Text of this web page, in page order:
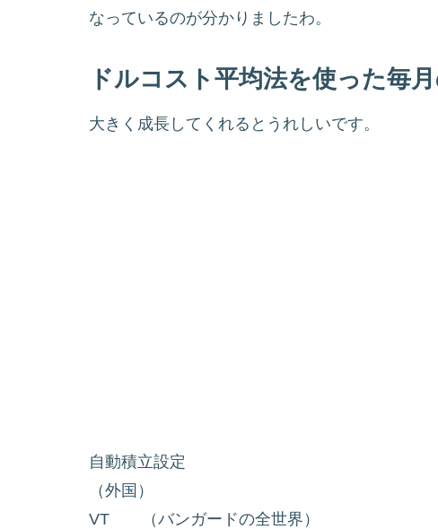
なっているのが分かりましたわ。
ドルコスト平均法を使った毎月
大きく成長してくれるとうれしいです。
自動積立設定
（外国）
VT （バンガードの全世界）